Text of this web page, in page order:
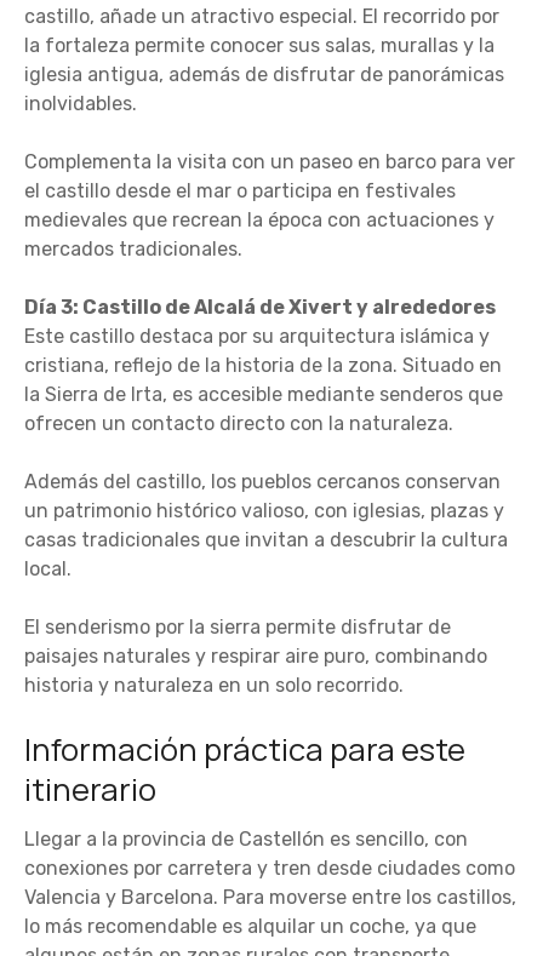
castillo, añade un atractivo especial. El recorrido por
la fortaleza permite conocer sus salas, murallas y la
iglesia antigua, además de disfrutar de panorámicas
inolvidables.
Complementa la visita con un paseo en barco para ver
el castillo desde el mar o participa en festivales
medievales que recrean la época con actuaciones y
mercados tradicionales.
Día 3: Castillo de Alcalá de Xivert y alrededores
Este castillo destaca por su arquitectura islámica y
cristiana, reflejo de la historia de la zona. Situado en
la Sierra de Irta, es accesible mediante senderos que
ofrecen un contacto directo con la naturaleza.
Además del castillo, los pueblos cercanos conservan
un patrimonio histórico valioso, con iglesias, plazas y
casas tradicionales que invitan a descubrir la cultura
local.
El senderismo por la sierra permite disfrutar de
paisajes naturales y respirar aire puro, combinando
historia y naturaleza en un solo recorrido.
Información práctica para este
itinerario
Llegar a la provincia de Castellón es sencillo, con
conexiones por carretera y tren desde ciudades como
Valencia y Barcelona. Para moverse entre los castillos,
lo más recomendable es alquilar un coche, ya que